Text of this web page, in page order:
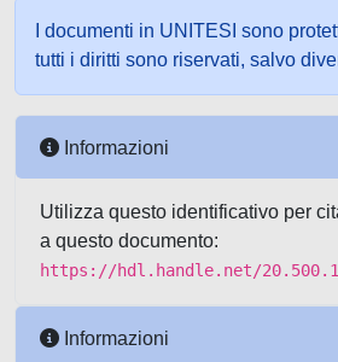
I documenti in UNITESI sono
tutti i diritti sono riservati, salvo
Informazioni
Utilizza questo identificativo per
a questo documento:
https://hdl.handle.net/
Informazioni